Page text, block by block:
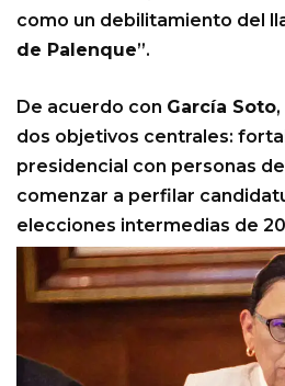
como un debilitamiento del
de Palenque”.
De acuerdo con García Soto
dos objetivos centrales:
presidencial con personas
comenzar a perfilar
elecciones intermedias de